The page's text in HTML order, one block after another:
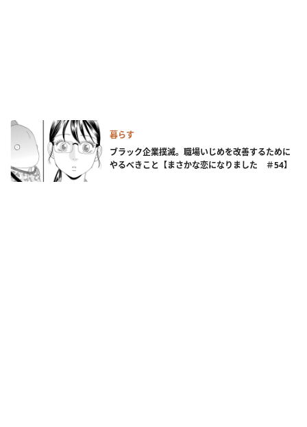
暮らす
ブラック企業撲滅。職場いじめを改善するために
やるべきこと【まさかな恋になりました ＃54】